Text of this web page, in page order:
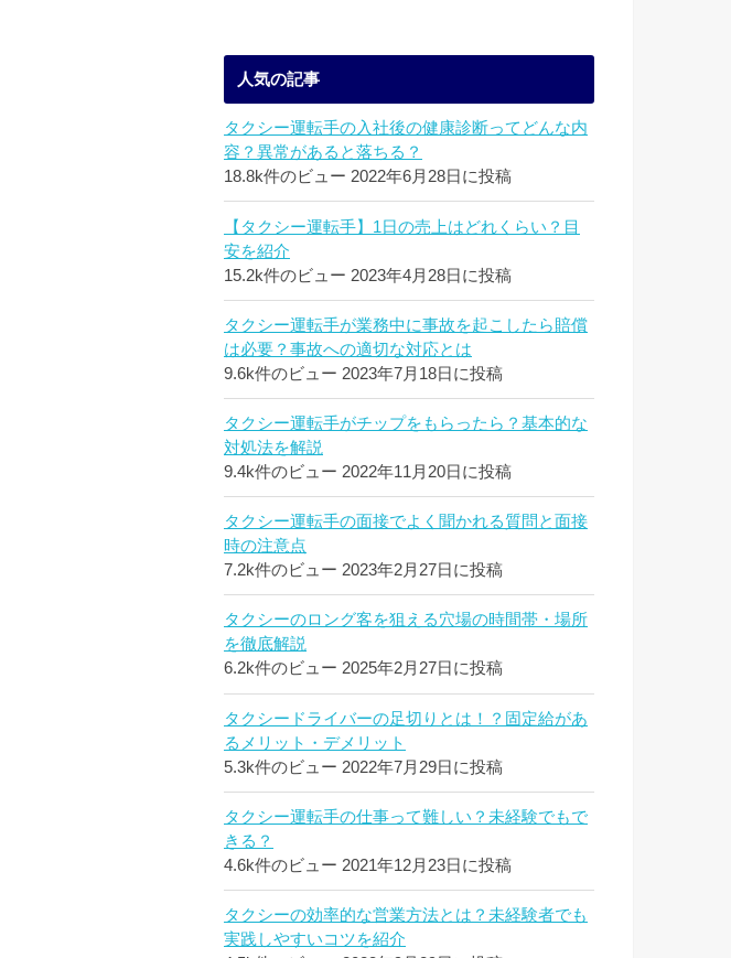
人気の記事
タクシー運転手の入社後の健康診断ってどんな内
容？異常があると落ちる？
18.8k件のビュー 2022年6月28日に投稿
【タクシー運転手】1日の売上はどれくらい？目
安を紹介
15.2k件のビュー 2023年4月28日に投稿
タクシー運転手が業務中に事故を起こしたら賠償
は必要？事故への適切な対応とは
9.6k件のビュー 2023年7月18日に投稿
タクシー運転手がチップをもらったら？基本的な
対処法を解説
9.4k件のビュー 2022年11月20日に投稿
タクシー運転手の面接でよく聞かれる質問と面接
時の注意点
7.2k件のビュー 2023年2月27日に投稿
タクシーのロング客を狙える穴場の時間帯・場所
を徹底解説
6.2k件のビュー 2025年2月27日に投稿
タクシードライバーの足切りとは！？固定給があ
るメリット・デメリット
5.3k件のビュー 2022年7月29日に投稿
タクシー運転手の仕事って難しい？未経験でもで
きる？
4.6k件のビュー 2021年12月23日に投稿
タクシーの効率的な営業方法とは？未経験者でも
実践しやすいコツを紹介